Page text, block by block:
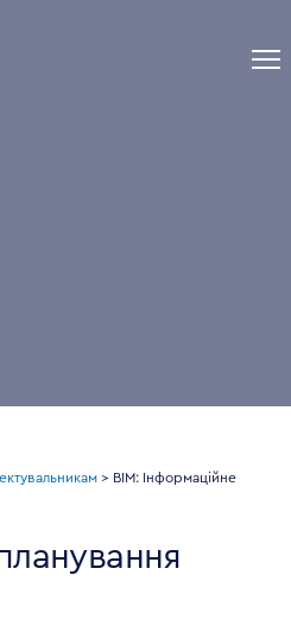
> BIM: Інформаційне